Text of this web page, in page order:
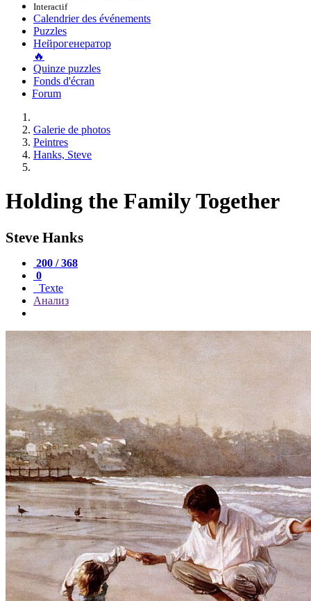
Interactif
Calendrier des événements
Puzzles
Нейрогенератор
🔥
Quinze puzzles
Fonds d'écran
Forum
Galerie de photos
Peintres
Hanks, Steve
Holding the Family Together
Steve Hanks
200 / 368
0
Texte
Анализ